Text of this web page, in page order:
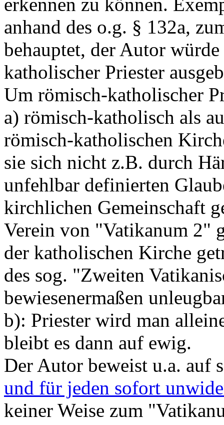
anhand des o.g. § 132a,
behauptet, der Autor
katholischer Priester
Um römisch-katholischer
a) römisch-katholisch als
römisch-katholischen
sie sich nicht z.B. durch
unfehlbar definierten
kirchlichen Gemeinschaft
Verein von "Vatikanum 2"
der katholischen Kirche
des sog. "Zweiten
bewiesenermaßen
b): Priester wird man
bleibt es dann auf ewig.
Der Autor beweist u.a. auf
und für jeden sofort
keiner Weise zum